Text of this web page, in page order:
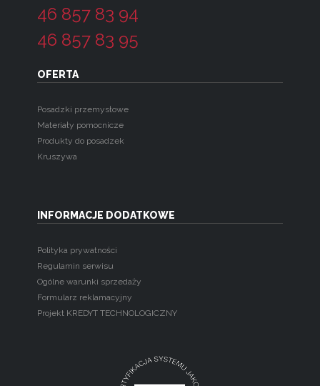
46 857 83 94
46 857 83 95
OFERTA
Posadzki przemysłowe
Materiały pomocnicze
Produkty do posadzek
Kruszywa
INFORMACJE DODATKOWE
Polityka prywatności
Regulamin serwisu
Ogólne warunki sprzedaży
Formularz reklamacyjny
Projekt KREDYT TECHNOLOGICZNY